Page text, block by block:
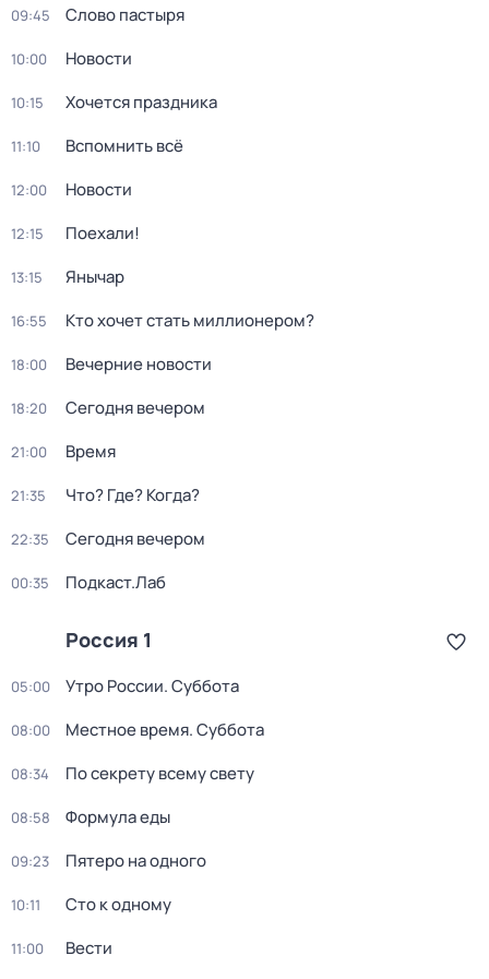
09:45 Слово пастыря
10:00 Новости
10:15 Хочется праздника
11:10 Вспомнить всё
12:00 Новости
12:15 Поехали!
13:15 Янычар
16:55 Кто хочет стать миллионером?
18:00 Вечерние новости
18:20 Сегодня вечером
21:00 Время
21:35 Что? Где? Когда?
22:35 Сегодня вечером
00:35 Подкаст.Лаб
Россия 1
05:00 Утро России. Суббота
08:00 Местное время. Суббота
08:34 По секрету всему свету
08:58 Формула еды
09:23 Пятеро на одного
10:11 Сто к одному
11:00 Вести